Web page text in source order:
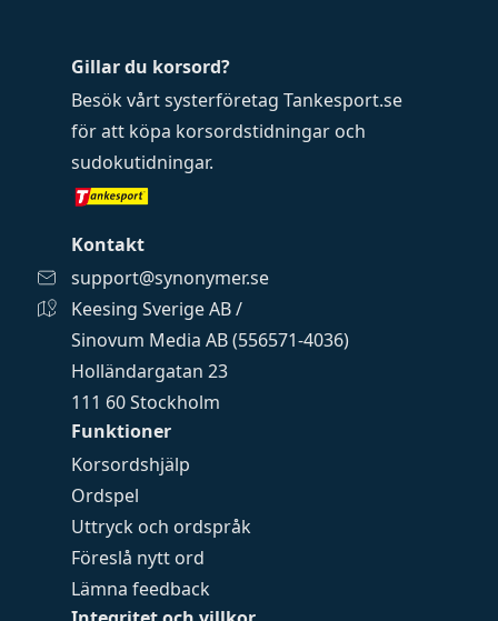
Funktioner
Korsordshjälp
Ordspel
Uttryck och ordspråk
Föreslå nytt ord
Lämna feedback
Gillar du korsord?
Besök vårt systerföretag Tankesport.se
för att köpa korsordstidningar och
sudokutidningar.
Kontakt
support@synonymer.se
Keesing Sverige AB /
Sinovum Media AB (556571-4036)
Holländargatan 23
111 60 Stockholm